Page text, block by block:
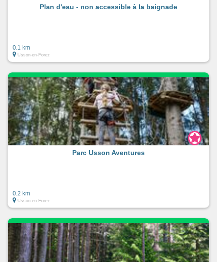
Plan d'eau - non accessible à la baignade
0.1 km
Usson-en-Forez
Parc Usson Aventures
0.2 km
Usson-en-Forez